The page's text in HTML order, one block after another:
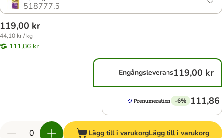
518777.6
119,00 kr
44,10 kr / kg
111,86 kr
Engångsleverans119,00 kr
-6% 111,86
Lägg till i varukorgLägg till i varukorg